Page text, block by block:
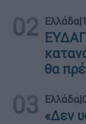
02 Ελλάδα|
θα
03 Ελλάδα|
«Δεν